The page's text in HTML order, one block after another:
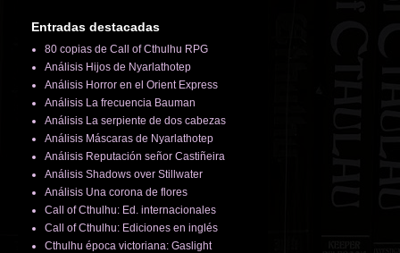
Entradas destacadas
80 copias de Call of Cthulhu RPG
Análisis Hijos de Nyarlathotep
Análisis Horror en el Orient Express
Análisis La frecuencia Bauman
Análisis La serpiente de dos cabezas
Análisis Máscaras de Nyarlathotep
Análisis Reputación señor Castiñeira
Análisis Shadows over Stillwater
Análisis Una corona de flores
Call of Cthulhu: Ed. internacionales
Call of Cthulhu: Ediciones en inglés
Cthulhu época victoriana: Gaslight